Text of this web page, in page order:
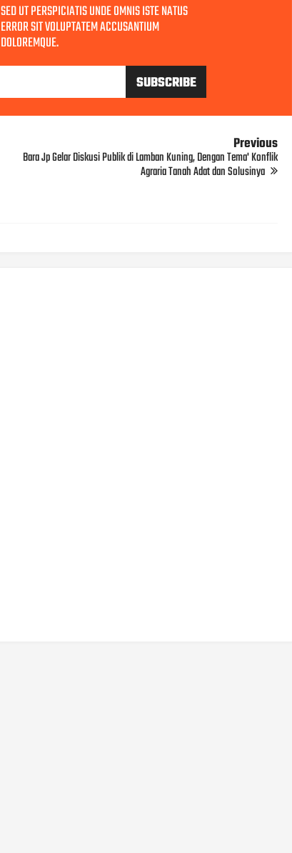
SED UT PERSPICIATIS UNDE OMNIS ISTE NATUS
ERROR SIT VOLUPTATEM ACCUSANTIUM
DOLOREMQUE.
Previous
Bara Jp Gelar Diskusi Publik di Lamban Kuning, Dengan Tema' Konflik
Agraria Tanah Adat dan Solusinya